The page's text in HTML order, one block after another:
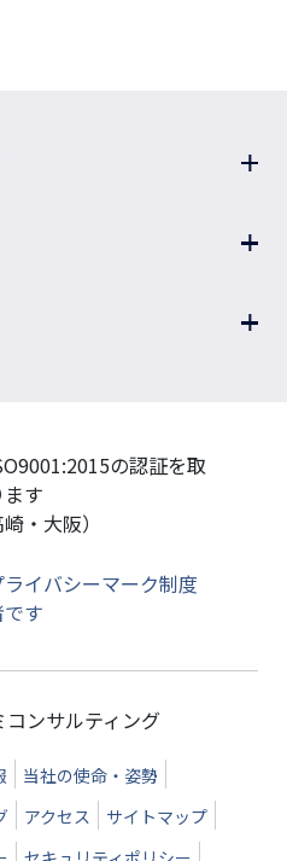
応) A-repo
対応) M-draw
UIツール
Duct-fit
ミナー
の認証を取
す
・大阪）
イバシーマーク制度
す
ンサルティング
当社の使命・姿勢
アクセス
サイトマップ